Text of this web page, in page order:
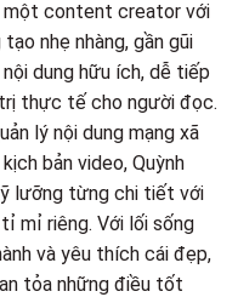
một content creator với
nhẹ nhàng, gần gũi
dung hữu ích, dễ tiếp
thực tế cho người đọc.
lý nội dung mạng xã
bản video, Quỳnh
lưỡng từng chi tiết với
mỉ riêng. Với lối sống
và yêu thích cái đẹp,
tỏa những điều tốt